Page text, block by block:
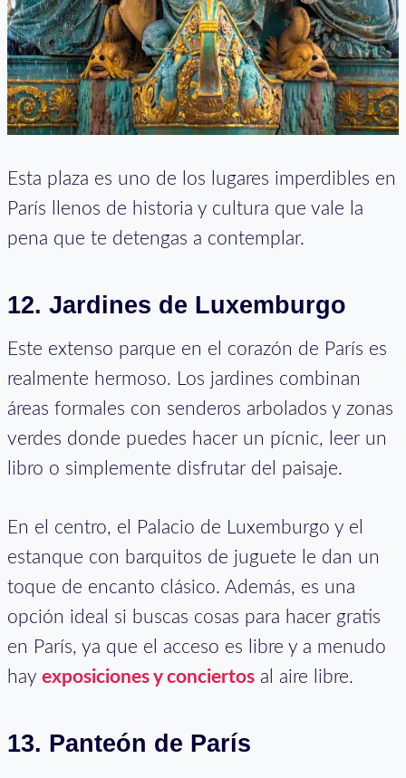
Esta plaza es uno de los lugares imperdibles en
París llenos de historia y cultura que vale la
pena que te detengas a contemplar.
12. Jardines de Luxemburgo
Este extenso parque en el corazón de París es
realmente hermoso. Los jardines combinan
áreas formales con senderos arbolados y zonas
verdes donde puedes hacer un pícnic, leer un
libro o simplemente disfrutar del paisaje.
En el centro, el Palacio de Luxemburgo y el
estanque con barquitos de juguete le dan un
toque de encanto clásico. Además, es una
opción ideal si buscas cosas para hacer gratis
en París, ya que el acceso es libre y a menudo
hay exposiciones y conciertos al aire libre.
13. Panteón de París